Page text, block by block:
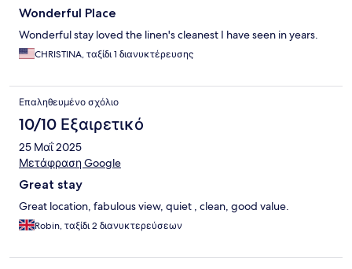
Wonderful Place
Wonderful stay loved the linen's cleanest I have seen in years.
CHRISTINA, ταξίδι 1 διανυκτέρευσης
Επαληθευμένο σχόλιο
10/10 Εξαιρετικό
25 Μαΐ 2025
Μετάφραση Google
Great stay
Great location, fabulous view, quiet , clean, good value.
Robin, ταξίδι 2 διανυκτερεύσεων